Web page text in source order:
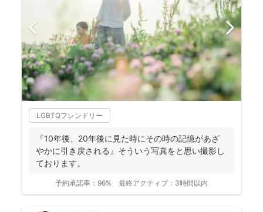
LGBTQフレンドリー
『10年後、20年後に見た時にその時の記憶があざ
やかに引き戻される』そういう写真をと思い撮影し
ております。
予約承諾率： 96% 最終アクティブ： 3時間以内